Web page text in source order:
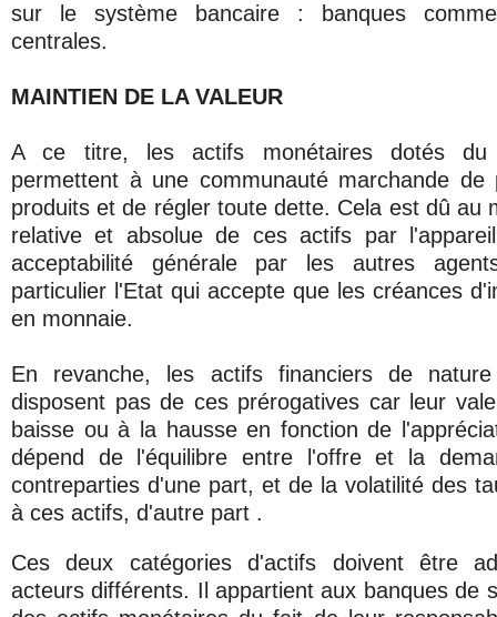
sur le système bancaire : banques
centrales.
MAINTIEN DE LA VALEUR
A ce titre, les actifs monétaires dotés du
permettent à une communauté marchande
produits et de régler toute dette. Cela est dû au
relative et absolue de ces actifs par
acceptabilité générale par les autres
particulier l'Etat qui accepte que les créances
en monnaie.
En revanche, les actifs financiers de
disposent pas de ces prérogatives car leur
baisse ou à la hausse en fonction de
dépend de l'équilibre entre l'offre et la
contreparties d'une part, et de la volatilité des
à ces actifs, d'autre part .
Ces deux catégories d'actifs doivent être
acteurs différents. Il appartient aux banques de